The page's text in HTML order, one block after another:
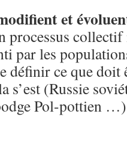
et
processus
par les
définir ce que
s’est (Russie
Pol-pottien